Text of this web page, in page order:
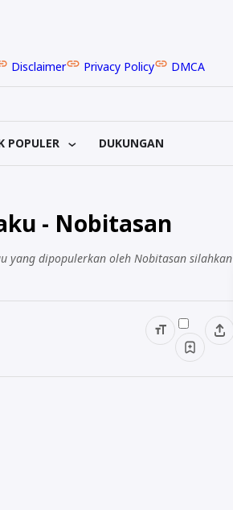
Disclaimer Privacy Policy DMCA
POPULER DUKUNGAN
- Nobitasan
yang dipopulerkan oleh Nobitasan silahkan